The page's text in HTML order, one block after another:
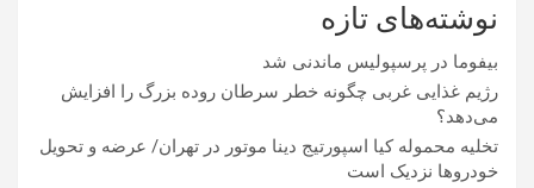
نوشته‌های تازه
بیفوما در پرسپولیس ماندنی شد
رژیم غذایی غربی چگونه خطر سرطان روده بزرگ را افزایش
می‌دهد؟
تخلیه محموله کیا اسپورتیج دینا موتور در تهران/ عرضه و تحویل
خودروها نزدیک است